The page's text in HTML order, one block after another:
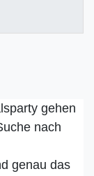
gehen
nach
genau das